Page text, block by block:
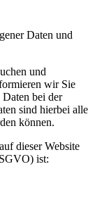
Daten und
und
wir Sie
bei der
sind hierbei alle
können.
dieser Website
ist: